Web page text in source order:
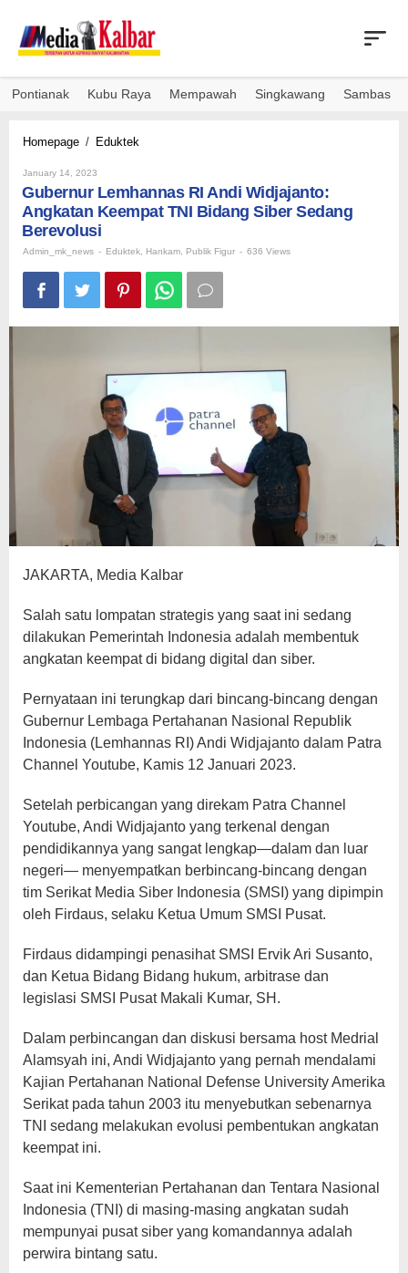
content
Pontianak Kubu Raya Mempawah Singkawang Sambas
Homepage / Eduktek
Andi
Widjajanto:
Angkatan
TNI
Bidang
Siber
Sedang
January 14, 2023
Gubernur Lemhannas RI Andi Widjajanto:
Angkatan Keempat TNI Bidang Siber Sedang
Berevolusi
Admin_mk_news - Eduktek Hankam Publik Figur - 636 Views
JAKARTA, Media Kalbar
Salah satu lompatan strategis yang saat ini sedang
dilakukan Pemerintah Indonesia adalah membentuk
angkatan keempat di bidang digital dan siber.
Pernyataan ini terungkap dari bincang-bincang dengan
Gubernur Lembaga Pertahanan Nasional Republik
Indonesia (Lemhannas RI) Andi Widjajanto dalam Patra
Channel Youtube, Kamis 12 Januari 2023.
Setelah perbicangan yang direkam Patra Channel
Youtube, Andi Widjajanto yang terkenal dengan
pendidikannya yang sangat lengkap—dalam dan luar
negeri— menyempatkan berbincang-bincang dengan
tim Serikat Media Siber Indonesia (SMSI) yang dipimpin
oleh Firdaus, selaku Ketua Umum SMSI Pusat.
Firdaus didampingi penasihat SMSI Ervik Ari Susanto,
dan Ketua Bidang Bidang hukum, arbitrase dan
legislasi SMSI Pusat Makali Kumar, SH.
Dalam perbincangan dan diskusi bersama host Medrial
Alamsyah ini, Andi Widjajanto yang pernah mendalami
Kajian Pertahanan National Defense University Amerika
Serikat pada tahun 2003 itu menyebutkan sebenarnya
TNI sedang melakukan evolusi pembentukan angkatan
keempat ini.
Saat ini Kementerian Pertahanan dan Tentara Nasional
Indonesia (TNI) di masing-masing angkatan sudah
mempunyai pusat siber yang komandannya adalah
perwira bintang satu.